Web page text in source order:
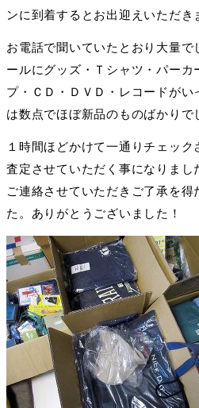
ンに到着するとお出迎えいただき
お電話で聞いていたとおり大量で
ールにグッズ・Ｔシャツ・パーカ
プ・ＣＤ・ＤＶＤ・レコードがい
は数点でほぼ新品のものばかりで
１時間ほどかけて一通りチェッ
査定させていただく事になりまし
ご連絡させていただきご了承を得
た。ありがとうございました！